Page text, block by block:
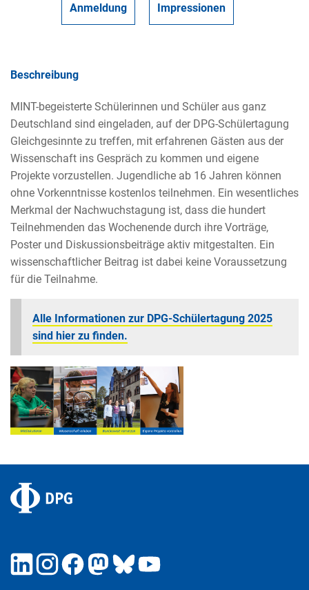
Anmeldung Impressionen
Beschreibung
MINT-begeisterte Schülerinnen und Schüler aus ganz
Deutschland sind eingeladen, auf der DPG-Schülertagung
Gleichgesinnte zu treffen, mit erfahrenen Gästen aus der
Wissenschaft ins Gespräch zu kommen und eigene
Projekte vorzustellen. Jugendliche ab 16 Jahren können
ohne Vorkenntnisse kostenlos teilnehmen. Ein wesentliches
Merkmal der Nachwuchstagung ist, dass die hundert
Teilnehmenden das Wochenende durch ihre Vorträge,
Poster und Diskussionsbeiträge aktiv mitgestalten. Ein
wissenschaftlicher Beitrag ist dabei keine Voraussetzung
für die Teilnahme.
Alle Informationen zur DPG-Schülertagung 2025
sind hier zu finden.